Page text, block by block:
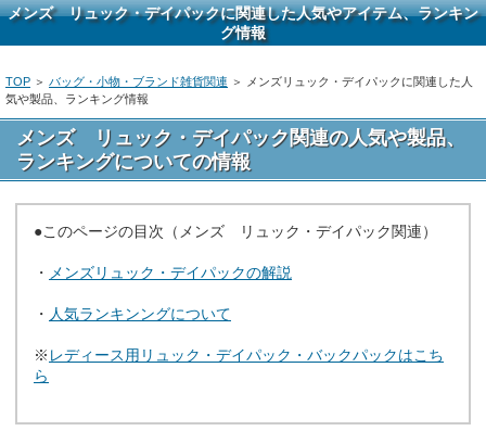
メンズ リュック・デイパックに関連した人気やアイテム、ランキン
グ情報
TOP ＞ バッグ・小物・ブランド雑貨関連 ＞ メンズリュック・デイパックに関連した人
気や製品、ランキング情報
メンズ リュック・デイパック関連の人気や製品、
ランキングについての情報
●このページの目次（メンズ リュック・デイパック関連）
・ メンズリュック・デイパックの解説
・ 人気ランキンングについて
※ レディース用リュック・デイパック・バックパックはこち
ら